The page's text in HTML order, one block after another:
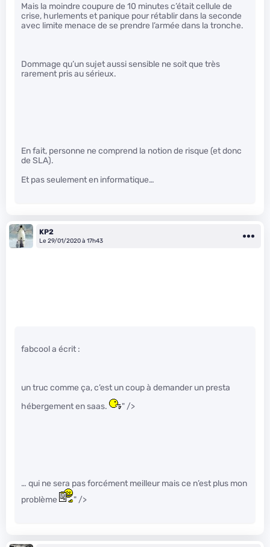
Mais la moindre coupure de 10 minutes c’était cellule de
crise, hurlements et panique pour rétablir dans la seconde
avec limite menace de se prendre l’armée dans la tronche.
Dommage qu’un sujet aussi sensible ne soit que très
rarement pris au sérieux.
En fait, personne ne comprend la notion de risque (et donc
de SLA).
Et pas seulement en informatique…
KP2
Le 29/01/2020 à 17h43
fabcool a écrit :
un truc comme ça, c’est un coup à demander un presta
hébergement en saas.
" />
… qui ne sera pas forcément meilleur mais ce n’est plus mon
problème
" />